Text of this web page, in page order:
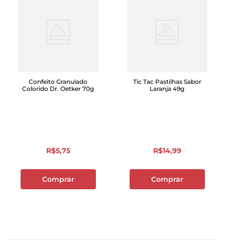
Confeito Granulado
Colorido Dr. Oetker 70g
R$5,75
Comprar
Tic Tac Pastilhas Sabor
Laranja 49g
R$14,99
Comprar